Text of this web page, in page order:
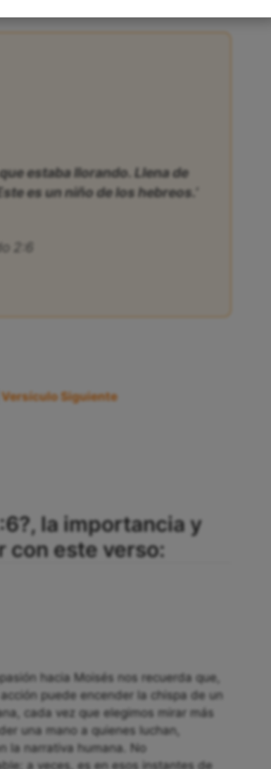
estaba llorando. Llena de
es un niño de los hebreos.’
2:6
Versículo Siguiente
la importancia y
con este verso:
hacia Moisés nos recuerda que,
puede encender la chispa de un
cada vez que elegimos mirar más
una mano a quienes luchan,
la narrativa humana. No
a veces, es en esos instantes de